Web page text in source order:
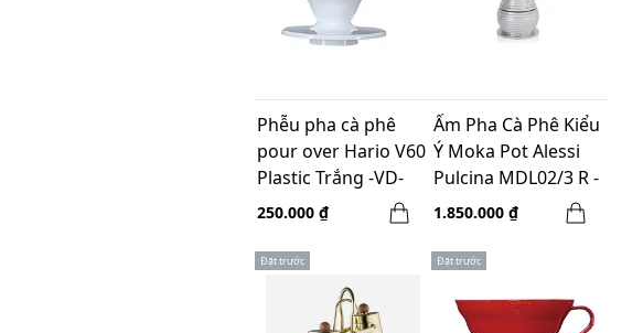
Phễu pha cà phê
pour over Hario V60
Plastic Trắng -VD-
02W
250.000 ₫
Ấm Pha Cà Phê Kiểu
Ý Moka Pot Alessi
Pulcina MDL02/3 R -
3 cups - Màu Đỏ
1.850.000 ₫
Đặt trước Đặt trước